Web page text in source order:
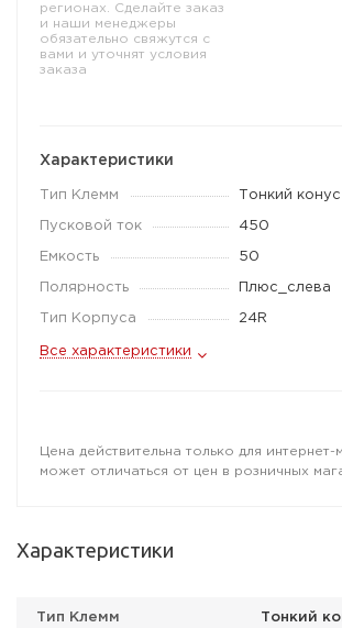
регионах. Сделайте заказ
и наши менеджеры
обязательно свяжутся с
вами и уточнят условия
заказа
Характеристики
Тип Клемм Тонкий
Пусковой ток 450
Емкость 50
Полярность Плюс_слева
Тип Корпуса 24R
Все характеристики
Цена действительна только для интернет-
может отличаться от цен в розничных
Характеристики
Тип Клемм Тонкий